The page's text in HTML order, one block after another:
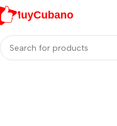
MuyCubano